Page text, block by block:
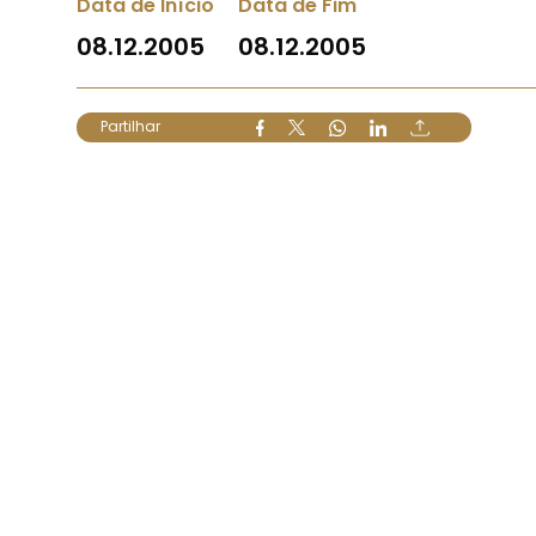
08.12.2005 08.12.2005
Partilhar